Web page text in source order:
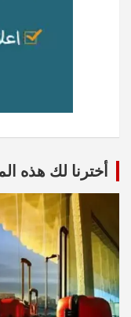
أخترنا لك هذه